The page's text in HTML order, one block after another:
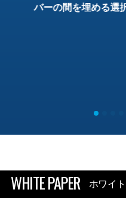
バーの間を埋める選
WHITE PAPER ホワイ